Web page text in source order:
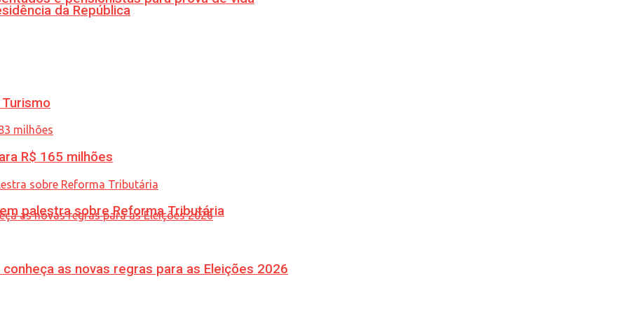
as novas regras para as Eleições 2026
da República
R$ 165 milhões
palestra sobre Reforma Tributária